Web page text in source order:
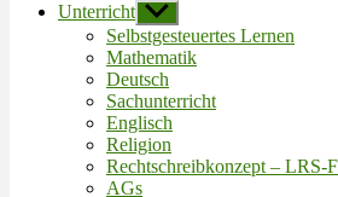
Unterricht Untermenü
anzeigen
Selbstgesteuertes Lernen
Mathematik
Deutsch
Sachunterricht
Englisch
Religion
Rechtschreibkonzept – LRS-
AGs